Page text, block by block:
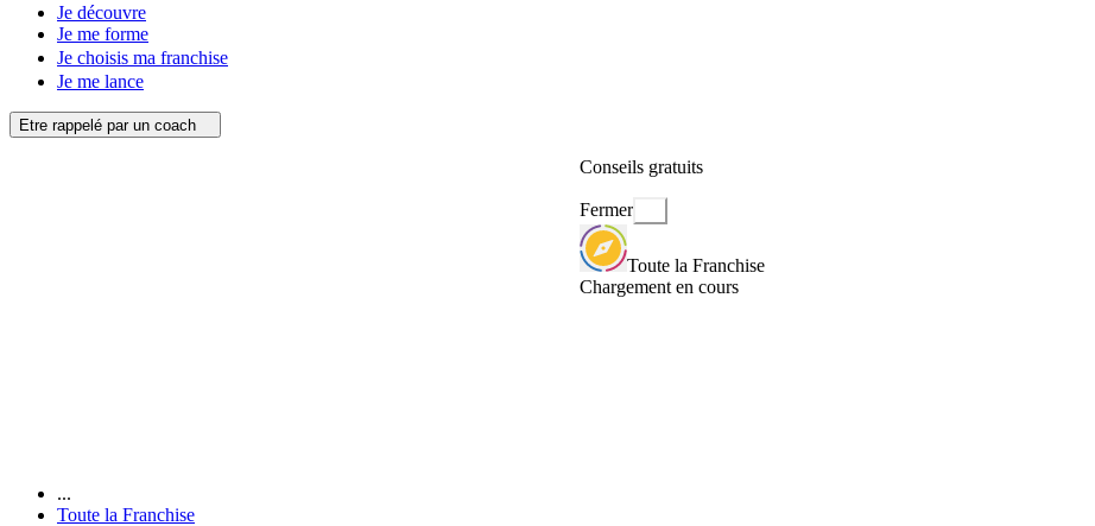
Je découvre
Je me forme
Je choisis ma franchise
Je me lance
Etre rappelé par un coach
Conseils gratuits
Fermer
Toute la Franchise
Chargement en cours
...
Toute la Franchise